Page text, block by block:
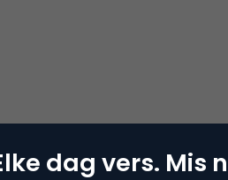
dag vers. Mis